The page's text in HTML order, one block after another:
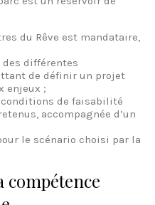
du Rêve est mandataire,
différentes
de définir un projet
enjeux ;
de faisabilité
accompagnée d’un
le scénario choisi par la
compétence